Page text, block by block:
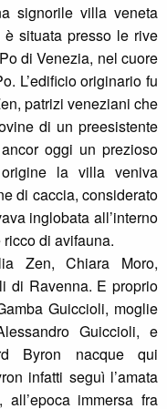
signorile villa veneta
situata presso le rive
di Venezia, nel cuore
L’edificio originario fu
patrizi veneziani che
di un preesistente
oggi un prezioso
la villa veniva
di caccia, considerato
inglobata all’interno
di avifauna.
Zen, Chiara Moro,
di Ravenna. E proprio
Guiccioli, moglie
Guiccioli, e
Byron nacque qui
infatti seguì l’amata
immersa fra